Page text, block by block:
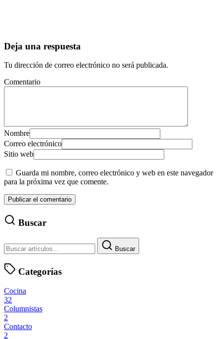
Deja una respuesta
Tu dirección de correo electrónico no será publicada.
Comentario
Nombre
Correo electrónico
Sitio web
Guarda mi nombre, correo electrónico y web en este navegador
para la próxima vez que comente.
Buscar
Buscar
Categorías
Cocina
32
Columnistas
2
Contacto
2